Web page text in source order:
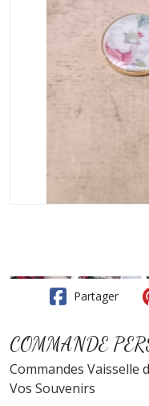
Partager
COMMANDE
Commandes Vaisselle
Vos Souvenirs